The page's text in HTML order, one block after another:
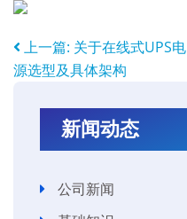
上一篇: 关于在线式UPS电
源选型及具体架构
新闻动态
公司新闻